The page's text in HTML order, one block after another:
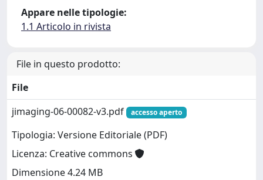
Appare nelle tipologie:
1.1 Articolo in rivista
File in questo prodotto:
File
jimaging-06-00082-v3.pdf
accesso aperto
Tipologia: Versione Editoriale (PDF)
Licenza: Creative commons
Dimensione 4.24 MB